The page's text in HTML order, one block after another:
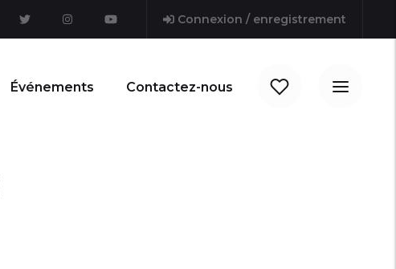
Connexion / enregistrement
Événements Contactez-nous